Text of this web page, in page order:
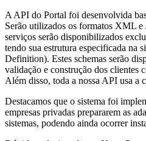
A API do Portal foi desenvolvida
Serão utilizados os formatos XML e
serviços serão disponibilizados
tendo sua estrutura especificada na
Definition). Estes schemas serão
validação e construção dos clientes
Além disso, toda a nossa API usa a
Destacamos que o sistema foi
empresas privadas prepararem as
sistemas, podendo ainda ocorrer